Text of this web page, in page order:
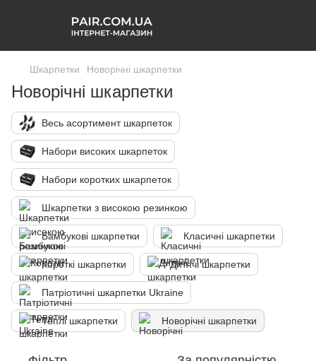
Шкарпетки Новорічні шкарпетки
Новорічні шкарпетки
Весь асортимент шкарпеток
Набори високих шкарпеток
Набори коротких шкарпеток
Шкарпетки з високою резинкою
Бамбукові шкарпетки Класичні шкарпетки
Короткі шкарпетки Дитячі шкарпетки
Патріотичні шкарпетки Ukraine
Теплі шкарпетки Новорічні шкарпетки